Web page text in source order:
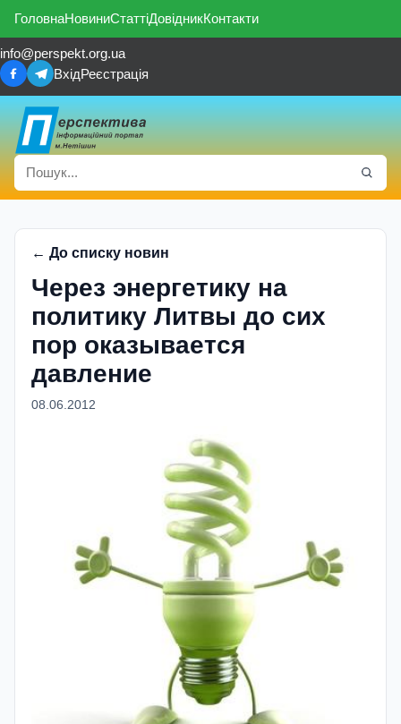
ГоловнаНовиниСтаттіДовідникКонтакти
info@perspekt.org.ua
ВхідРеєстрація
← До списку новин
Через энергетику на
политику Литвы до сих
пор оказывается
давление
08.06.2012